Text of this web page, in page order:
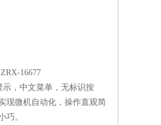
16677
，中文菜单，无标识按
现微机自动化，操作直观简
巧。